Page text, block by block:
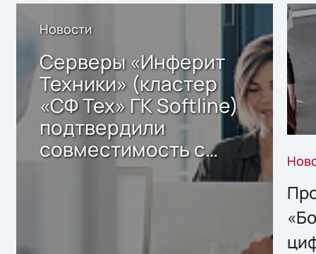
Новости
Серверы «Инферит
Техники» (кластер
«СФ Тех» ГК Softline)
подтвердили
совместимость с
решением Sharx